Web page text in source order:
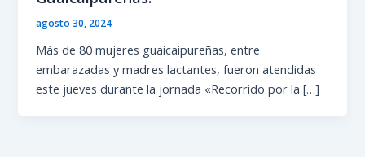
agosto 30, 2024
Más de 80 mujeres guaicaipureñas, entre
embarazadas y madres lactantes, fueron atendidas
este jueves durante la jornada «Recorrido por la […]